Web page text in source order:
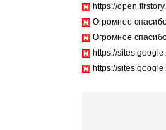
https://open.firstory.me/story/
Огромное спасибо админу за
Огромное спасибо админу за
https://sites.google.com/view/avira-supp0rt-
https://sites.google.com/view/mcafee-